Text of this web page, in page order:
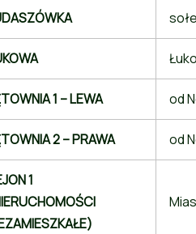
1 – LEWA od
2 – PRAWA od
1
Publicznej
Biuro Obsługi Mieszkańca